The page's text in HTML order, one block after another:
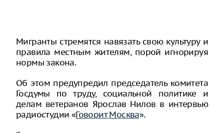
Мигранты стремятся навязать свою культуру и
правила местным жителям, порой игнорируя
нормы закона.
Об этом предупредил председатель комитета
Госдумы по труду, социальной политике и
делам ветеранов Ярослав Нилов в интервью
радиостудии «Говорит Москва».